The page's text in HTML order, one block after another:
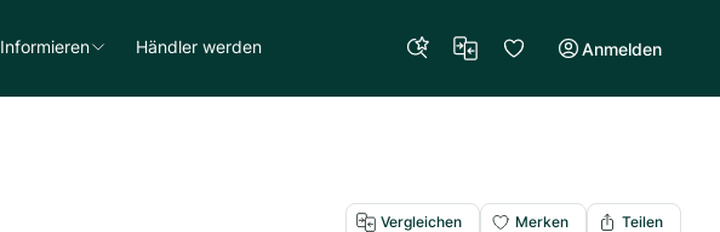
Informieren Händler werden Anmelden
Vergleichen Merken Teilen